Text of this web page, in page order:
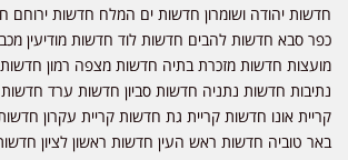
חדשות יהודה ושומרון חדשות ים המלח חדשות ירוחם
כפר סבא חדשות להבים חדשות לוד חדשות מודיעין
מועצות חדשות מזכרת בתיה חדשות מצפה רמון
נתיבות חדשות נתניה חדשות סביון חדשות ערד
קריית אונו חדשות קריית גת חדשות קריית עקרון
באר טוביה חדשות ראש העין חדשות ראשון לציון